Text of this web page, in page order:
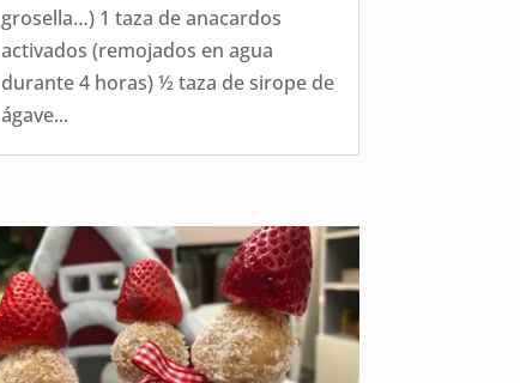
grosella…) 1 taza de anacardos
activados (remojados en agua
durante 4 horas) ½ taza de sirope de
ágave...